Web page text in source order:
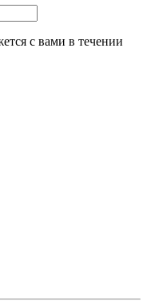
с вами в течении